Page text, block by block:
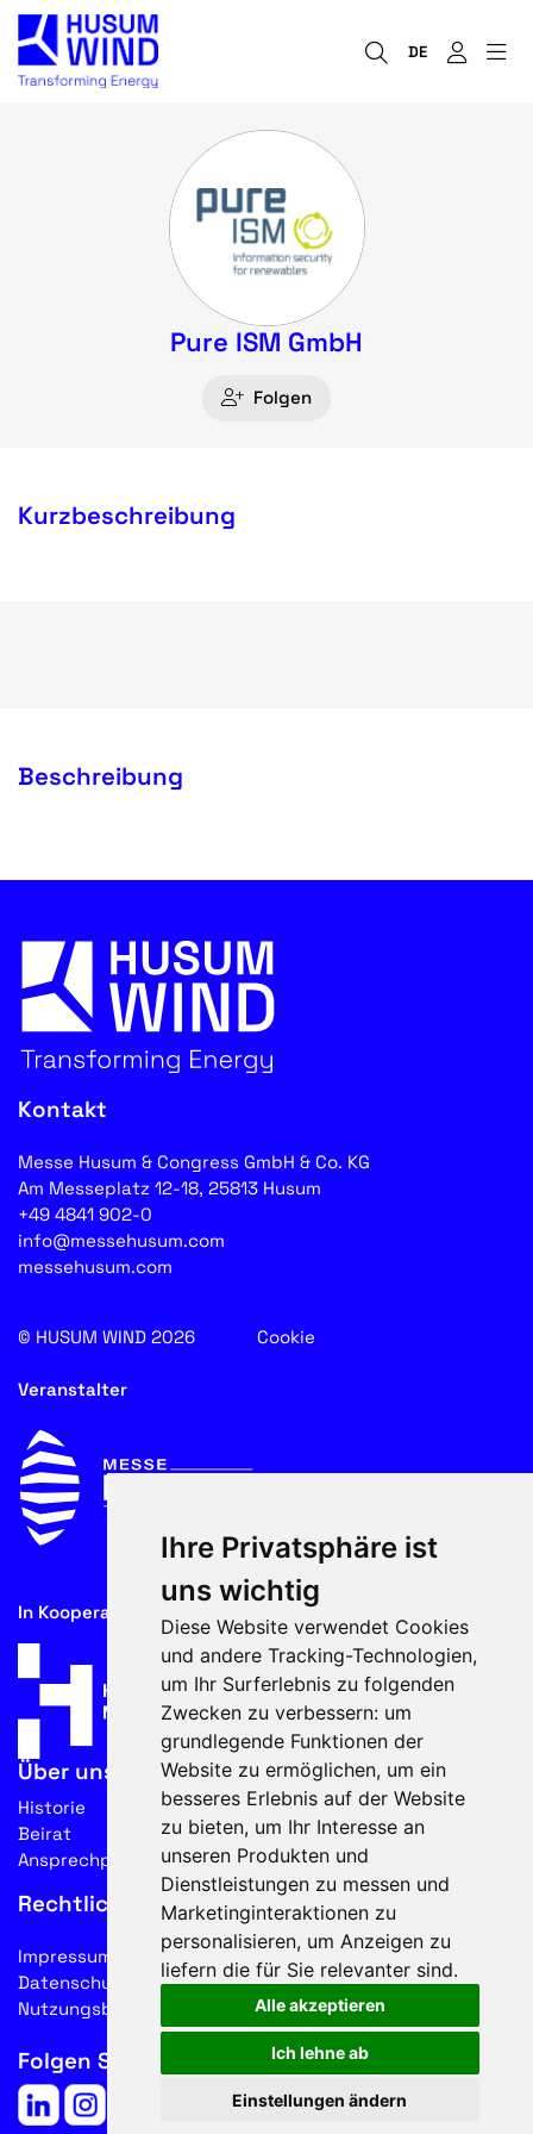
Ihre Privatsphäre ist
uns wichtig
Diese Website verwendet Cookies
und andere Tracking-Technologien,
um Ihr Surferlebnis zu folgenden
Zwecken zu verbessern: um
grundlegende Funktionen der
Website zu ermöglichen, um ein
besseres Erlebnis auf der Website
zu bieten, um Ihr Interesse an
unseren Produkten und
Dienstleistungen zu messen und
Marketinginteraktionen zu
personalisieren, um Anzeigen zu
liefern die für Sie relevanter sind.
Alle akzeptieren
Ich lehne ab
Einstellungen ändern
DE
Pure ISM GmbH
Folgen
Kurzbeschreibung
Beschreibung
Kontakt
Messe Husum & Congress GmbH & Co. KG
Am Messeplatz 12-18, 25813 Husum
+49 4841 902-0
info@messehusum.com
messehusum.com
© HUSUM WIND 2026 Cookie
Veranstalter
In Kooperation mit
Über uns
Historie
Beirat
Ansprechpartner
Rechtliches
Impressum
Datenschutz
Nutzungsbedingungen
Folgen Sie uns auf Social Media